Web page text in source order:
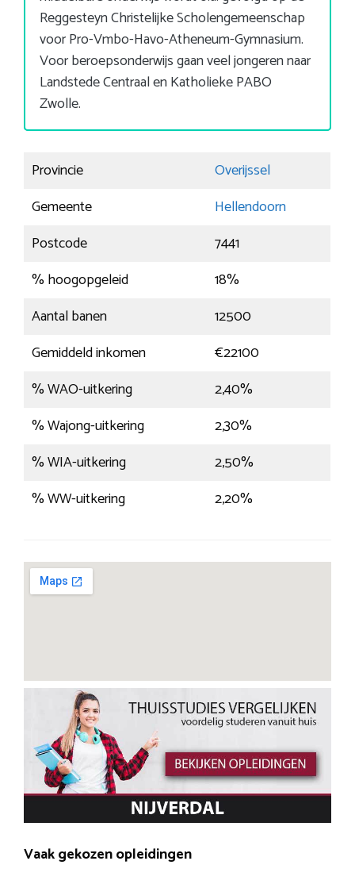
Reggesteyn Christelijke Scholengemeenschap
voor Pro-Vmbo-Havo-Atheneum-Gymnasium.
Voor beroepsonderwijs gaan veel jongeren naar
Landstede Centraal en Katholieke PABO
Zwolle.
Provincie
Overijssel
Gemeente
Hellendoorn
Postcode
7441
% hoogopgeleid
18%
Aantal banen
12500
Gemiddeld inkomen
€22100
% WAO-uitkering
2,40%
% Wajong-uitkering
2,30%
% WIA-uitkering
2,50%
% WW-uitkering
2,20%
Vaak gekozen opleidingen